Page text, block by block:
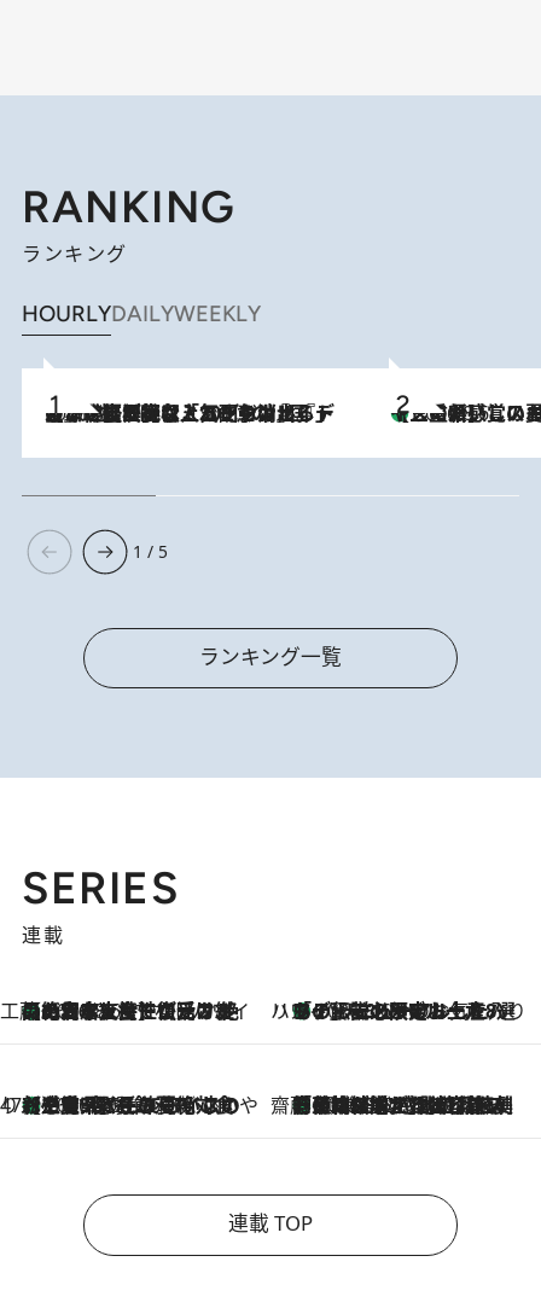
RANKING
ランキング
HOURLYDAILYWEEKLY
2026.8.5
【なぜ吉沢亮は「気配を消せる」のか？】興行収入208億の『国宝』を経て挑むミュージカル『ディア・エヴァン・ハンセン』。トップ俳優が舞台上でさらけ出した“孤独”とは 2026.8.6
【三重県】この夏絶対食べたい 冷やしておいしいおやつ3選 お餅×
1 / 5
ランキング一覧
SERIES
連載
工藤まやのおもてなしハワイ
2026.8.6
【ハワイ土産】ローカルの絶大な支持で復活！ 絶品の幻クッキー《元ファンの日本人女性が受け継いだ名店》 ハワイ賢者 リサのお気に入りリスト2026.8.6
あの伝説の限定トートも！ リニューアルした「ディーン＆デルーカ ハワイ」で必須のお土産8選
47都道府県の手みやげ ひんやりスイーツで夏を満喫
2026.8.6
【三重県】この夏絶対食べたい 冷やしておいしいおやつ3選 お餅×アイスの新感覚スイーツ 齋藤 薫 美容脳ルネサンス
2026.8.6
「荷物が増えるほど旅ストレスは増す」美容ジャーナリストがたどり着いた最終結論。“化粧品を劇的に減らす”感動の凝縮美容とは
連載 TOP